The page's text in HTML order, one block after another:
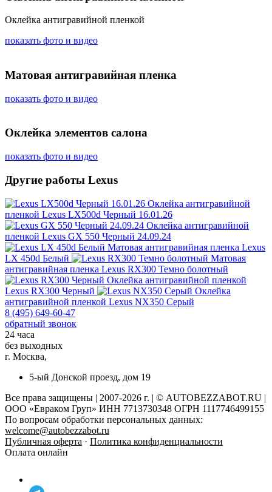
Оклейка антигравийной пленкой
показать фото и видео
Матовая антигравийная пленка
показать фото и видео
Оклейка элементов салона
показать фото и видео
Другие работы Lexus
Оклейка антигравийной
пленкой Lexus LX500d Черный 16.01.26
Оклейка антигравийной
пленкой Lexus GX 550 Черный 24.09.24
Матовая антигравийная пленка Lexus
LX 450d Белый
Матовая
антигравийная пленка Lexus RX300 Темно болотный
Оклейка антигравийной пленкой
Lexus RX300 Черный
Оклейка
антигравийной пленкой Lexus NX350 Серый
8 (495) 649-60-47
обратный звонок
24 часа
без выходных
г. Москва,
5-ый Донской проезд, дом 19
Все права защищены | 2007-2026 г. | © AUTOBEZZABOT.RU |
ООО «Евраком Груп» ИНН 7713730348 ОГРН 1117746499155
По вопросам обработки персональных данных:
welcome@autobezzabot.ru
Публичная оферта · Политика конфиденциальности
Оплата онлайн